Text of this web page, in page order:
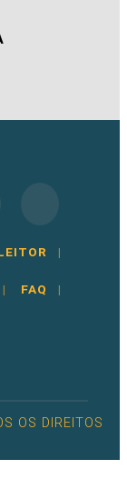
|
| FAQ |
OS DIREITOS